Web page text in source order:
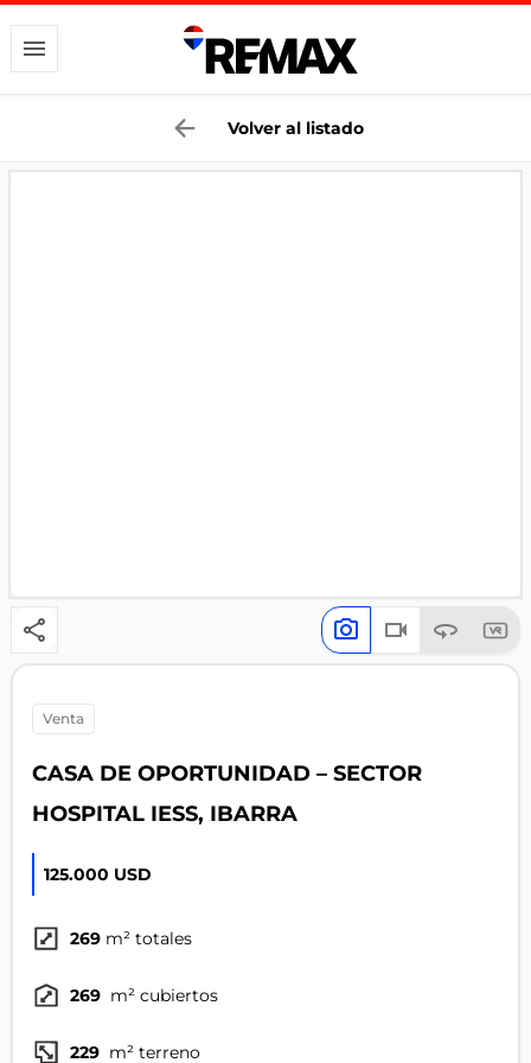
Volver al listado
venta
CASA DE OPORTUNIDAD – SECTOR
HOSPITAL IESS, IBARRA
125.000 USD
269 m² totales
269 m² cubiertos
229 m² terreno